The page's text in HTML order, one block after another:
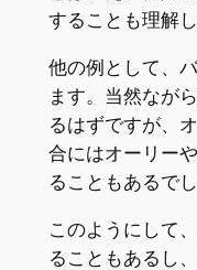
することも理解
他の例として、
ます。当然なが
るはずですが、
合にはオーリー
ることもあるでし
このようにして
ることもあるし